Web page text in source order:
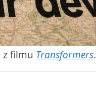
filmu Transformers.